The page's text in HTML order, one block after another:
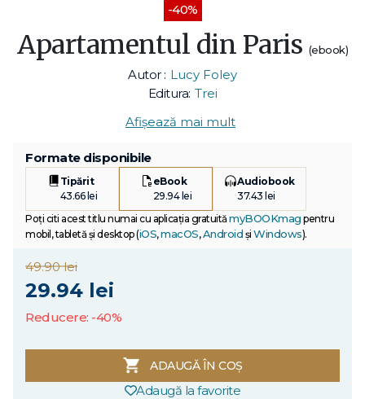
-40%
Apartamentul din Paris (ebook)
Autor : Lucy Foley
Editura: Trei
Afișează mai mult
Formate disponibile
Tipărit
43.66 lei
eBook
29.94 lei
Audiobook
37.43 lei
Poți citi acest titlu numai cu aplicația gratuitămyBOOKmag pentru
mobil, tabletă și desktop (iOS,macOS,Android și Windows).
49.90 lei
29.94 lei
Reducere: -40%
ADAUGĂ ÎN COȘ
Adaugă la favorite